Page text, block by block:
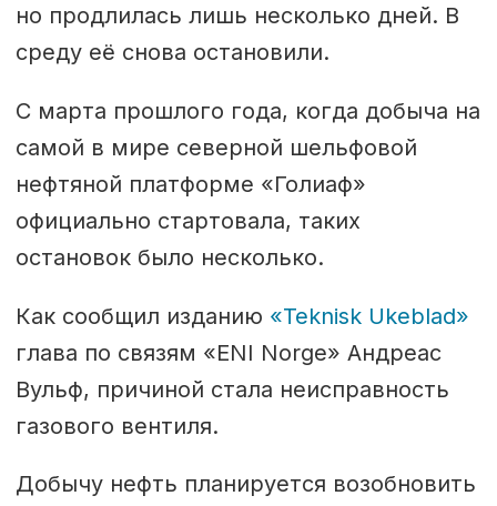
но продлилась лишь несколько дней. В
среду её снова остановили.
С марта прошлого года, когда добыча на
самой в мире северной шельфовой
нефтяной платформе «Голиаф»
официально стартовала, таких
остановок было несколько.
Как сообщил изданию «Teknisk Ukeblad»
глава по связям «ENI Norge» Андреас
Вульф, причиной стала неисправность
газового вентиля.
Добычу нефть планируется возобновить